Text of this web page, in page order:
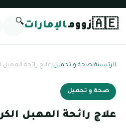
🇦🇪زوومالإمارات🔍
الرئيسية/صحة و تجميل/علاج رائحة المهبل
صحة و تجميل
علاج رائحة المهبل